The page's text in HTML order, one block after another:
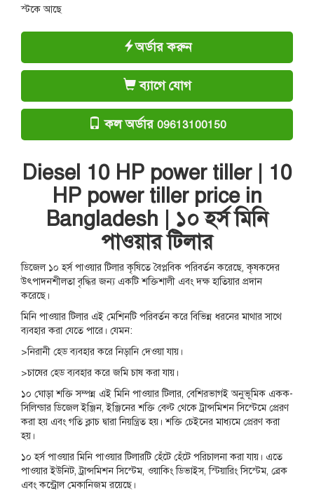
স্টকে আছে
অর্ডার করুন
ব্যাগে যোগ
কল অর্ডার 09613100150
Diesel 10 HP power tiller | 10
HP power tiller price in
Bangladesh | ১০ হর্স মিনি
পাওয়ার টিলার
ডিজেল ১০ হর্স পাওয়ার টিলার কৃষিতে বৈপ্লবিক পরিবর্তন করেছে, কৃষকদের
উৎপাদনশীলতা বৃদ্ধির জন্য একটি শক্তিশালী এবং দক্ষ হাতিয়ার প্রদান
করেছে।
মিনি পাওয়ার টিলার এই মেশিনটি পরিবর্তন করে বিভিন্ন ধরনের মাথার সাথে
ব্যবহার করা যেতে পারে। যেমন:
>নিরানী হেড ব্যবহার করে নিড়ানি দেওয়া যায়।
>চাষের হেড ব্যবহার করে জমি চাষ করা যায়।
১০ ঘোড়া শক্তি সম্পন্ন এই মিনি পাওয়ার টিলার, বেশিরভাগই অনুভূমিক একক-
সিলিন্ডার ডিজেল ইঞ্জিন, ইঞ্জিনের শক্তি বেল্ট থেকে ট্রান্সমিশন সিস্টেমে প্রেরণ
করা হয় এবং গতি ক্লাচ দ্বারা নিয়ন্ত্রিত হয়। শক্তি চেইনের মাধ্যমে প্রেরণ করা
হয়।
১০ হর্স পাওয়ার মিনি পাওয়ার টিলারটি হেঁটে হেঁটে পরিচালনা করা যায়। এতে
পাওয়ার ইউনিট, ট্রান্সমিশন সিস্টেম, ওয়াকিং ডিভাইস, স্টিয়ারিং সিস্টেম, ব্রেক
এবং কন্ট্রোল মেকানিজম রয়েছে।